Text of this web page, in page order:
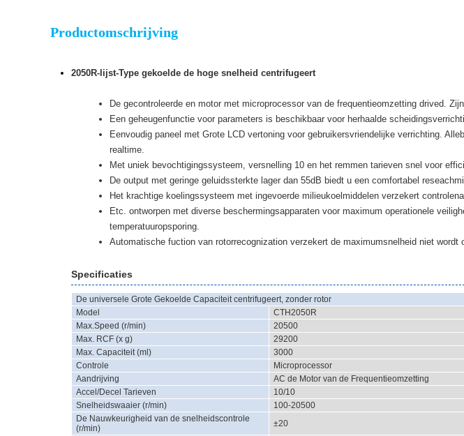
Productomschrijving
2050R-lijst-Type gekoelde de hoge snelheid centrifugeert
De gecontroleerde en motor met microprocessor van de frequentieomzetting drived.
Een geheugenfunctie voor parameters is beschikbaar voor herhaalde
Eenvoudig paneel met Grote LCD vertoning voor gebruikersvriendelijke verrichting.
realtime.
Met uniek bevochtigingssysteem, versnelling 10 en het remmen tarieven snel voor
De output met geringe geluidssterkte lager dan 55dB biedt u een comfortabel
Het krachtige koelingssysteem met ingevoerde milieukoelmiddelen verzekert
Etc. ontworpen met diverse beschermingsapparaten voor maximum operationele
temperatuuropsporing.
Automatische fuction van rotorrecognization verzekert de maximumsnelheid niet
Specificaties
De universele Grote Gekoelde Capaciteit centrifugeert, zonder rotor
Model
CTH2050R
Max.Speed (r/min)
20500
Max. RCF (x g)
29200
Max. Capaciteit (ml)
3000
Controle
Microprocessor
Aandrijving
AC de Motor van de Frequentieomzetting
Accel/Decel Tarieven
10/10
Snelheidswaaier (r/min)
100-20500
De Nauwkeurigheid van de snelheidscontrole
(r/min)
±20